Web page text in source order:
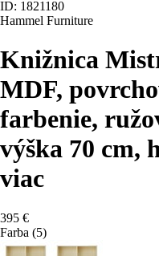
ID: 1821180
Hammel Furniture
Knižnica
MDF,
farbenie,
výška 70 cm,
viac
395 €
Farba (5)